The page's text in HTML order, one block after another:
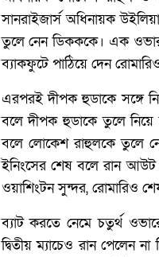
সানরাইজার্স অধিনায়ক
তুলে নেন ডিকককে। এক
ব্যাকফুটে পাঠিয়ে দেন
এরপরই দীপক হুডাকে সঙ্গে
বলে দীপক হুডাকে তুলে
বলে লোকেশ রাহুলকে তুলে
ইনিংসের শেষ বলে রান
ওয়াশিংটন সুন্দর, রোমারিও
ব্যাট করতে নেমে চতুর্থ
দ্বিতীয় ম্যাচেও রান পেলেন